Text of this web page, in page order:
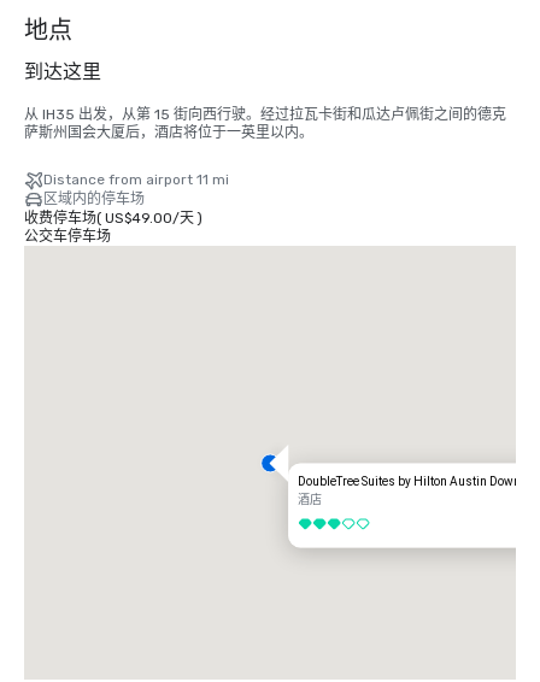
地点
到达这里
从 IH35 出发，从第 15 街向西行驶。经过拉瓦卡街和瓜达卢佩街之间的德克
萨斯州国会大厦后，酒店将位于一英里以内。
Distance from airport 11 mi
区域内的停车场
收费停车场( US$49.00/天)
公交车停车场
DoubleTree Suites by Hilton Austin
酒店
3/5